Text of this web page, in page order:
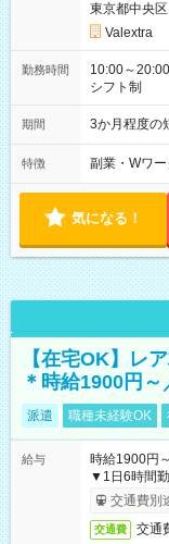
東京都中央
Valextra
勤務時間
10:00～20:00 実働7.5時間／休憩1.5時間 営業時間に合わせた
シフト制
期間 3か月程度の
特徴 副業・Wワ
気になる！
【在宅OK】レ
＊時給1900円
派遣 職種未経験OK
給与
時給1900円
▼1日6時間
交通費別
交通費 交通